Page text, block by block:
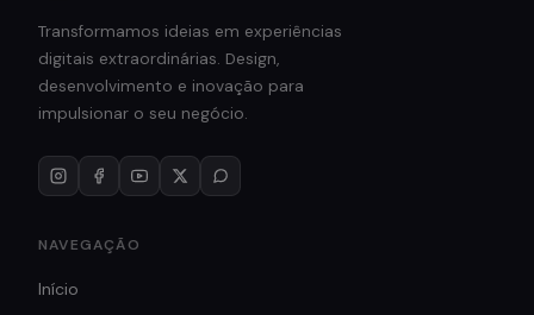
Transformamos ideias em experiências
digitais extraordinárias. Design,
desenvolvimento e inovação para
impulsionar o seu negócio.
NAVEGAÇÃO
Início